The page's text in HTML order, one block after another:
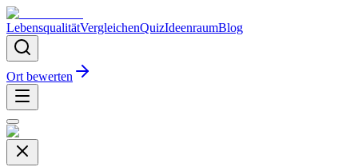
LebensqualitätVergleichenQuizIdeenraumBlog
Ort bewerten